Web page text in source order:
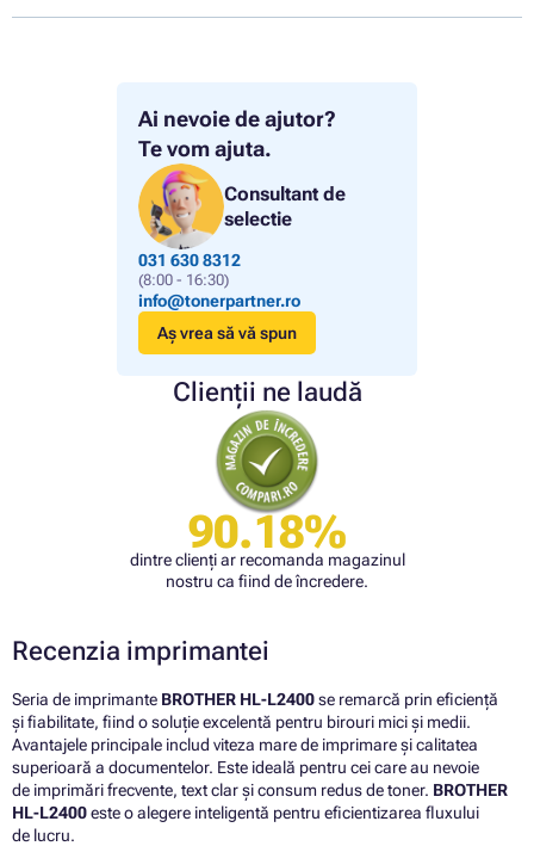
Ai nevoie de ajutor?
Te vom ajuta.
Consultant de
selectie
031 630 8312
(8:00 - 16:30)
info@tonerpartner.ro
Aș vrea să vă spun
Clienții ne laudă
90.18%
dintre clienți ar recomanda magazinul
nostru ca fiind de încredere.
Recenzia imprimantei
Seria de imprimante BROTHER HL-L2400se remarcă prin eficiență
și fiabilitate, fiind o soluție excelentă pentru birouri mici și medii.
Avantajele principale includ viteza mare de imprimare și calitatea
superioară a documentelor. Este ideală pentru cei care au nevoie
de imprimări frecvente, text clar și consum redus de toner. BROTHER
HL-L2400este o alegere inteligentă pentru eficientizarea fluxului
de lucru.